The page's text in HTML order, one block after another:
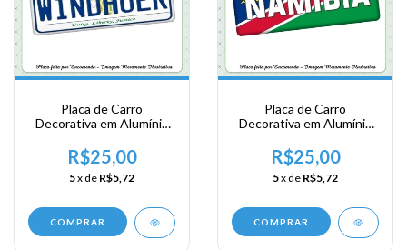
Placa de Carro
Decorativa em Alumínio
Viagem a Africa
Meridional - Namibia -
Windhoek
R$25,00
5x de R$5,72
COMPRAR
Placa de Carro
Decorativa em Alumínio
Viagem a Africa
Meridional - Namibia
R$25,00
5x de R$5,72
COMPRAR